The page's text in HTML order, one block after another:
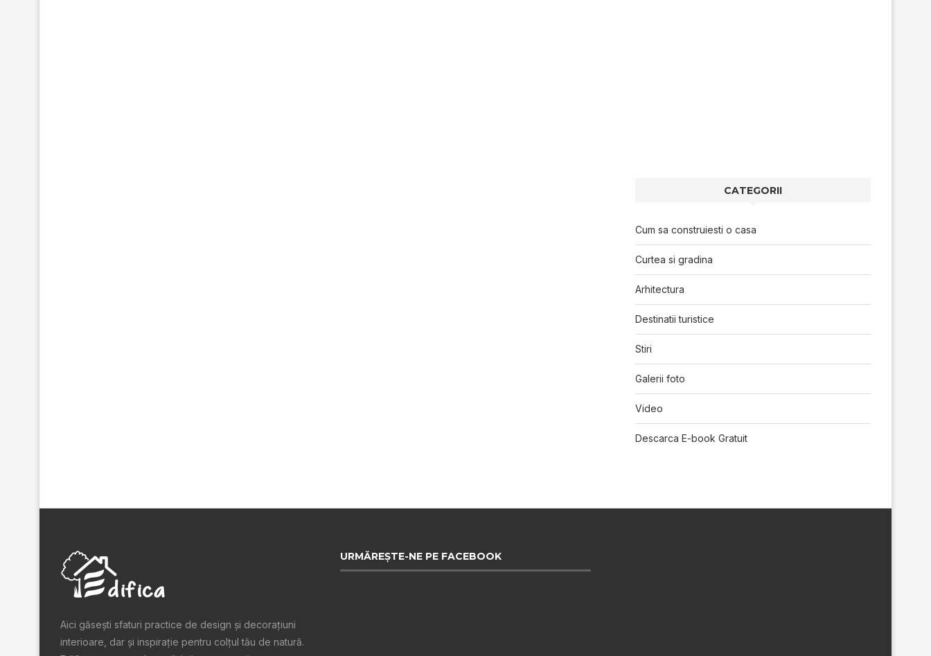
CATEGORII
Cum sa construiesti o casa
Curtea si gradina
Arhitectura
Destinatii turistice
Stiri
Galerii foto
Video
Descarca E-book Gratuit
Aici găsești sfaturi practice de design şi decoraţiuni
interioare, dar și inspiraţie pentru colţul tău de natură.
URMĂREȘTE-NE PE FACEBOOK